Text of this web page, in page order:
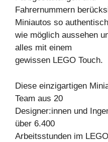
Fahrernummern
Miniautos so authentisch
wie möglich aussehen
alles mit einem
gewissen LEGO Touch.
Diese einzigartigen
Team aus 20
Designer:innen und
über 6.400
Arbeitsstunden im